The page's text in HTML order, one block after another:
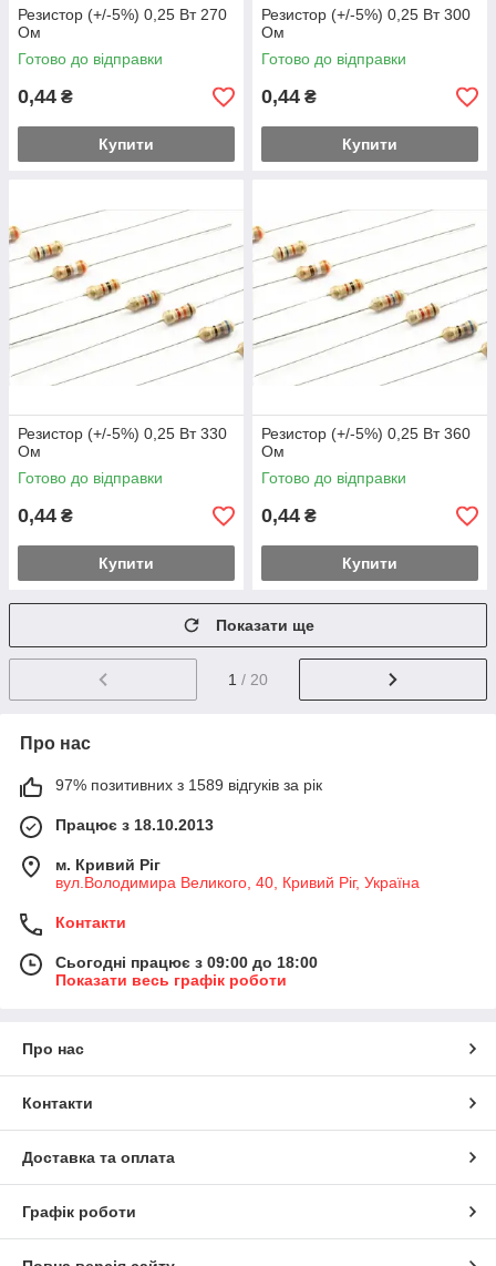
Резистор (+/-5%) 0,25 Вт 270
Ом
Готово до відправки
0,44 ₴
Купити
Резистор (+/-5%) 0,25 Вт 300
Ом
Готово до відправки
0,44 ₴
Купити
Резистор (+/-5%) 0,25 Вт 330
Ом
Готово до відправки
0,44 ₴
Купити
Резистор (+/-5%) 0,25 Вт 360
Ом
Готово до відправки
0,44 ₴
Купити
Показати ще
1 / 20
Про нас
97% позитивних з 1589 відгуків за рік
Працює з 18.10.2013
м. Кривий Ріг
вул.Володимира Великого, 40, Кривий Ріг, Україна
Контакти
Сьогодні працює з 09:00 до 18:00
Показати весь графік роботи
Про нас
Контакти
Доставка та оплата
Графік роботи